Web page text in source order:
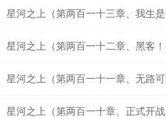
星河之上（第两百一十三章、我生
星河之上（第两百一十二章、黑客！
星河之上（第两百一十一章、无路可
星河之上（第两百一十章、正式开战